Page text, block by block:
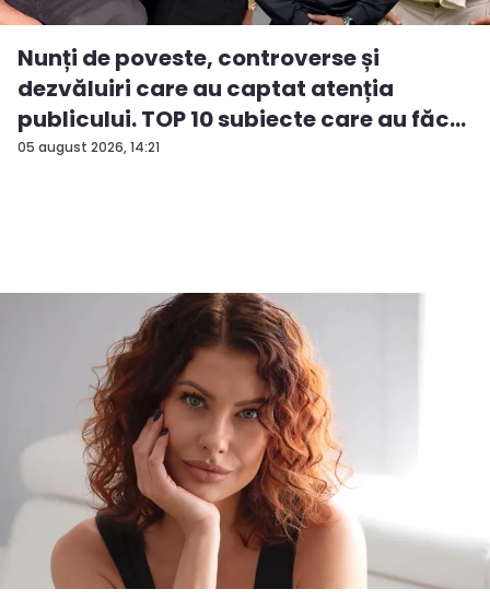
05 august 2026, 14:21
Nunți de poveste, controverse și
dezvăluiri care au captat atenția
publicului. TOP 10 subiecte care au făc...